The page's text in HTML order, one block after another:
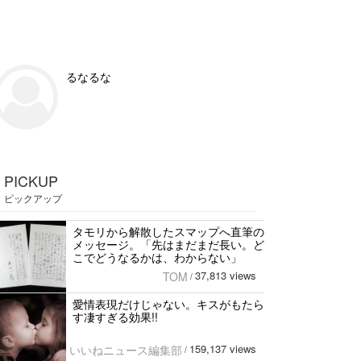
るなるな
PICKUP
ピックアップ
タモリから解散したスマップへ直筆の
メッセージ。「先はまだまだ長い。ど
こでどうなるかは、わからない」
TOM / 37,813 views
愛情表現だけじゃない。キスがもたら
す凄すぎる効果!!
いいねニュース編集部 / 159,137 views